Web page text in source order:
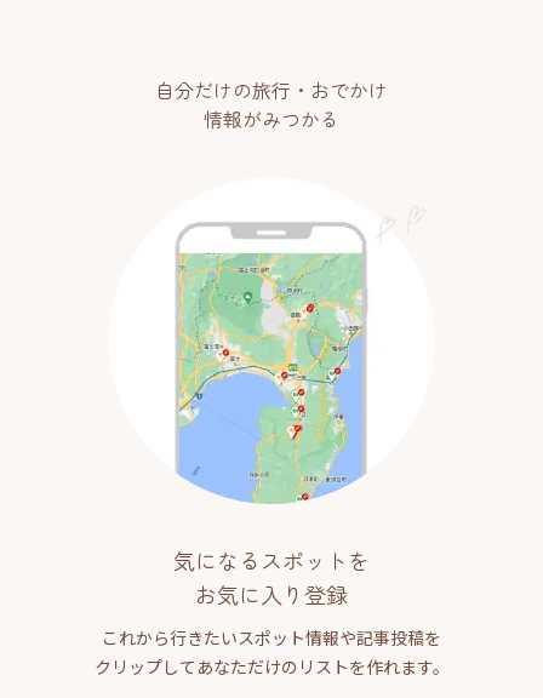
自分だけの旅行・おでかけ
情報がみつかる
気になるスポットを
お気に入り登録
これから行きたいスポット情報や記事投稿を
クリップしてあなただけのリストを作れます。